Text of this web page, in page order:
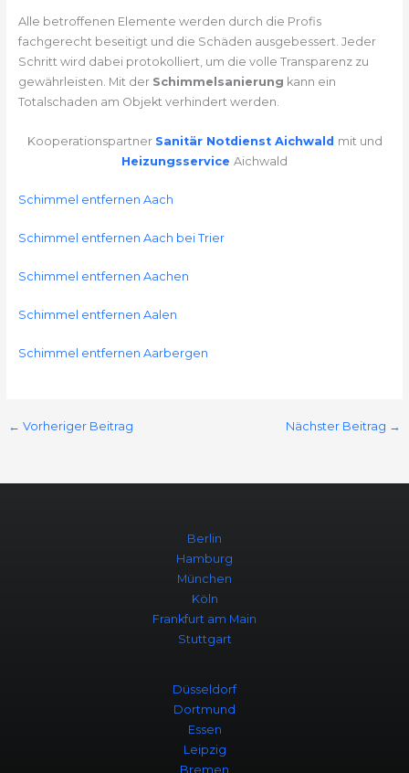
Alle betroffenen Elemente werden durch die Profis
fachgerecht beseitigt und die Schäden ausgebessert. Jeder
Schritt wird dabei protokolliert, um die volle Transparenz zu
gewährleisten. Mit der Schimmelsanierung kann ein
Totalschaden am Objekt verhindert werden.
Kooperationspartner Sanitär Notdienst Aichwald mit und
Heizungsservice Aichwald
Schimmel entfernen Aach
Schimmel entfernen Aach bei Trier
Schimmel entfernen Aachen
Schimmel entfernen Aalen
Schimmel entfernen Aarbergen
← Vorheriger Beitrag Nächster Beitrag →
Berlin
Hamburg
München
Köln
Frankfurt am Main
Stuttgart
Düsseldorf
Dortmund
Essen
Leipzig
Bremen